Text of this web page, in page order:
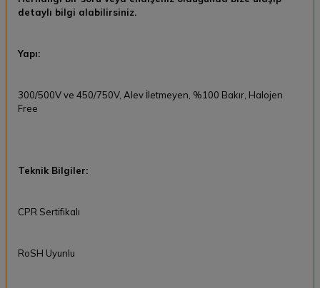
detaylı bilgi alabilirsiniz.
Yapı:
300/500V ve 450/750V, Alev İletmeyen, %100 Bakır, Halojen
Free
Teknik Bilgiler:
CPR Sertifikalı
RoSH Uyunlu